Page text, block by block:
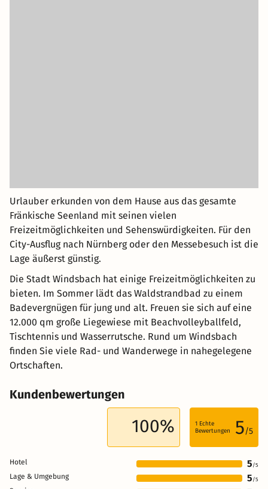
Urlauber erkunden von dem Hause aus das gesamte
Fränkische Seenland mit seinen vielen
Freizeitmöglichkeiten und Sehenswürdigkeiten. Für den
City-Ausflug nach Nürnberg oder den Messebesuch ist die
Lage äußerst günstig.
Die Stadt Windsbach hat einige Freizeitmöglichkeiten zu
bieten. Im Sommer lädt das Waldstrandbad zu einem
Badevergnügen für jung und alt. Freuen sie sich auf eine
12.000 qm große Liegewiese mit Beachvolleyballfeld,
Tischtennis und Wasserrutsche. Rund um Windsbach
finden Sie viele Rad- und Wanderwege in nahegelegene
Ortschaften.
Kundenbewertungen
100% 1 Echte
Bewertungen
5/5
Hotel 5 /5
Lage & Umgebung 5 /5